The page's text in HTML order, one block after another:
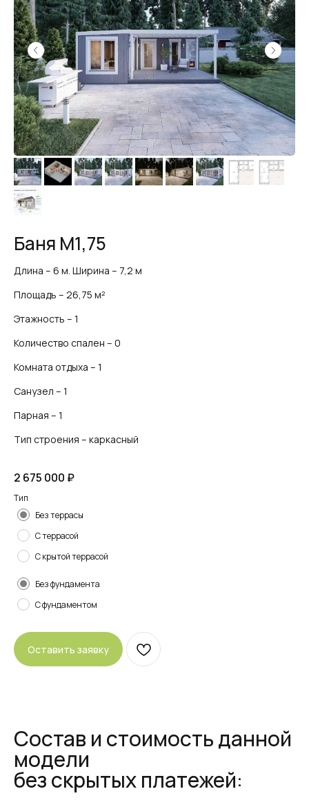
Баня М1,75
Длина – 6 м. Ширина – 7,2 м
Площадь – 26,75 м²
Этажность – 1
Количество спален – 0
Комната отдыха – 1
Санузел – 1
Парная – 1
Тип строения – каркасный
2 675 000 ₽
Тип
Без террасы
С террасой
С крытой террасой
Без фундамента
С фундаментом
Оставить заявку
Состав и стоимость данной
модели
без скрытых платежей: